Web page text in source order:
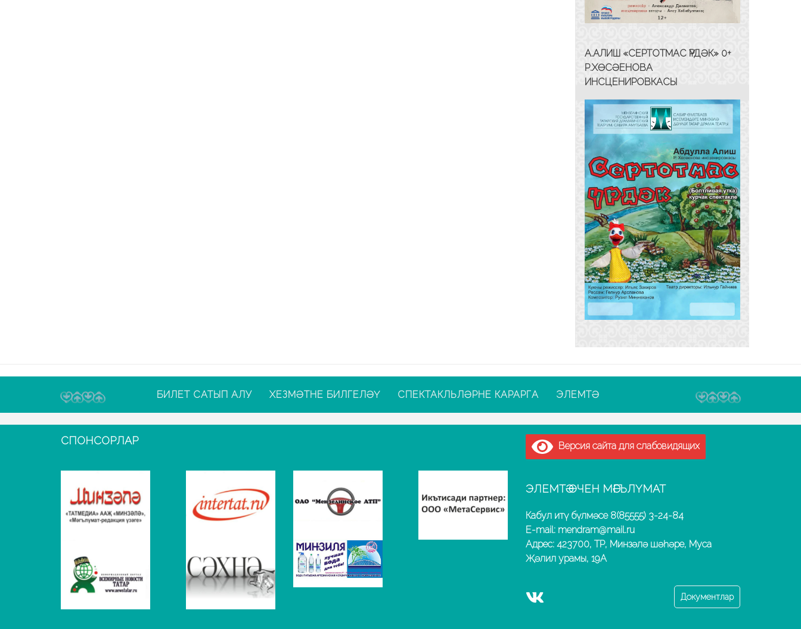
А.АЛИШ «СЕРТОТМАС ҮРДӘК» 0+
Р.ХӨСӘЕНОВА
ИНСЦЕНИРОВКАСЫ
БИЛЕТ САТЫП АЛУ ХЕЗМӘТНЕ БИЛГЕЛӘҮ СПЕКТАКЛЬЛӘРНЕ КАРАРГА ЭЛЕМТӘ
СПОНСОРЛАР Версия сайта для слабовидящих
ЭЛЕМТӘ ӨЧЕН МӘГЪЛҮМАТ
Кабул итү бүлмәсе 8(85555) 3-24-84
E-mail: mendram@mail.ru
Адрес: 423700, ТР, Минзәлә шәһәре, Муса
Җәлил урамы, 19А
Документлар